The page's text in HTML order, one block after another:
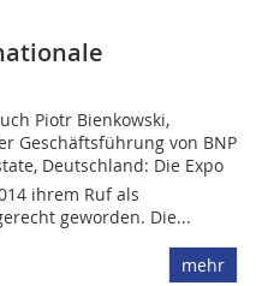
Piotr Bienkowski,
Geschäftsführung von BNP
Deutschland: Die Expo
ihrem Ruf als
geworden. Die...
mehr